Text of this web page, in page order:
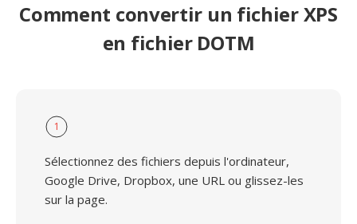
Comment convertir un fichier XPS
en fichier DOTM
1
Sélectionnez des fichiers depuis l'ordinateur,
Google Drive, Dropbox, une URL ou glissez-les
sur la page.